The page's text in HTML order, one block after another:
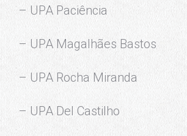
– UPA Paciência
– UPA Magalhães Bastos
– UPA Rocha Miranda
– UPA Del Castilho